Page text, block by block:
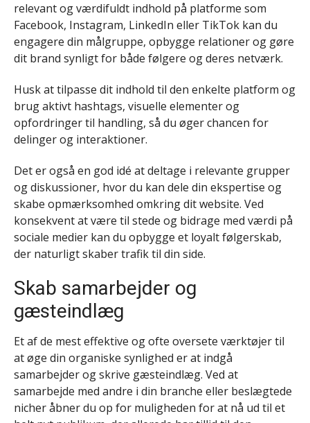
relevant og værdifuldt indhold på platforme som
Facebook, Instagram, LinkedIn eller TikTok kan du
engagere din målgruppe, opbygge relationer og gøre
dit brand synligt for både følgere og deres netværk.
Husk at tilpasse dit indhold til den enkelte platform og
brug aktivt hashtags, visuelle elementer og
opfordringer til handling, så du øger chancen for
delinger og interaktioner.
Det er også en god idé at deltage i relevante grupper
og diskussioner, hvor du kan dele din ekspertise og
skabe opmærksomhed omkring dit website. Ved
konsekvent at være til stede og bidrage med værdi på
sociale medier kan du opbygge et loyalt følgerskab,
der naturligt skaber trafik til din side.
Skab samarbejder og
gæsteindlæg
Et af de mest effektive og ofte oversete værktøjer til
at øge din organiske synlighed er at indgå
samarbejder og skrive gæsteindlæg. Ved at
samarbejde med andre i din branche eller beslægtede
nicher åbner du op for muligheden for at nå ud til et